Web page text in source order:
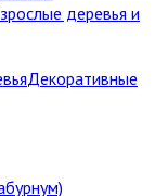
деревья и
Декоративные